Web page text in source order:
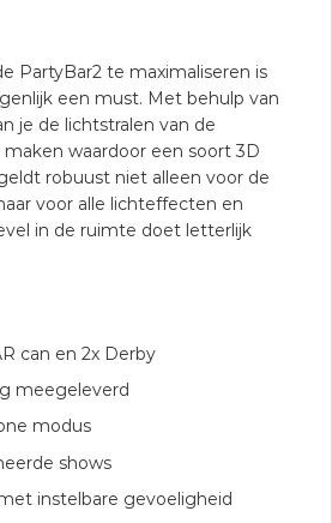
PartyBar2 te maximaliseren is
een must. Met behulp van
je de lichtstralen van de
waardoor een soort 3D
robuust niet alleen voor de
voor alle lichteffecten en
in de ruimte doet letterlijk
can en 2x Derby
meegeleverd
modus
shows
instelbare gevoeligheid